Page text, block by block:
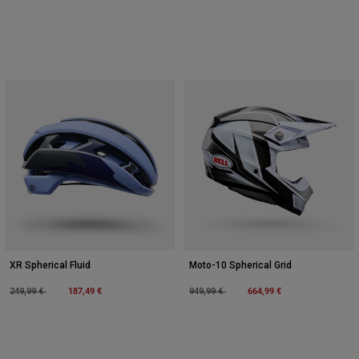
XR Spherical Fluid
Price reduced from
249,99 €to 187,49 €
Moto-10 Spherical Grid
Price reduced from
949,99 €to 664,99 €